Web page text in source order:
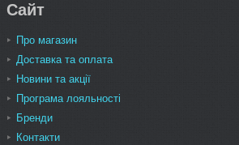
Сайт
Про магазин
Доставка та оплата
Новини та акції
Програма лояльності
Бренди
Контакти